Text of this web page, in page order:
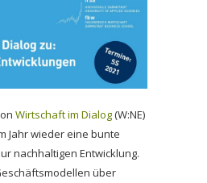
Wirtschaft im Dialog(W:NE)
Jahr wieder eine bunte
nachhaltigen Entwicklung.
über